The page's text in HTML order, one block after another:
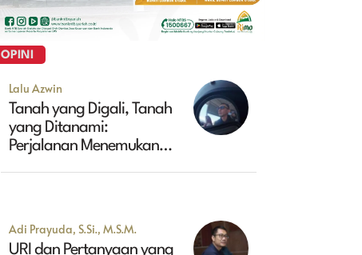
OPINI
Lalu Azwin
Tanah yang Digali, Tanah
yang Ditanami:
Perjalanan Menemukan
Adi Prayuda, S.Si., M.S.M.
URI dan Pertanyaan yang